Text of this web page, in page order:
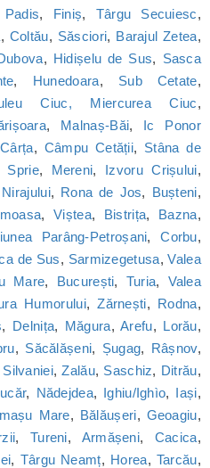
Padis, Finiș, Târgu Secuiesc,
, Coltău, Săsciori, Barajul Zetea,
, Hidișelu de Sus, Sasca
, Hunedoara, Sub Cetate,
Ciuc, Miercurea Ciuc,
, Malnaș-Băi, Ic Ponor
Cârța, Câmpu Cetății, Stâna de
Sprie, Mereni, Izvoru Crișului,
, Rona de Jos, Bușteni,
,Viștea, Bistrița, Bazna,
Parâng-Petroșani,Corbu,
de Sus, Sarmizegetusa,Valea
Mare, București, Turia, Valea
Humorului,Zărnești, Rodna,
, Delnița, Măgura,Arefu, Lorău,
, Săcălășeni, Șugag, Râșnov,
,Zalău, Saschiz, Ditrău,
, Nădejdea, Ighiu/Ighìo, Iași,
Mare, Bălăușeri, Geoagiu,
, Tureni, Armășeni, Cacica,
, Târgu Neamț, Horea, Tarcău,